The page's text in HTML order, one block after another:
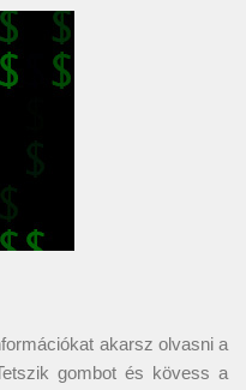
akarsz olvasni a
gombot és kövess a